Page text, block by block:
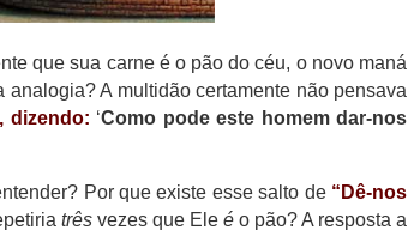
que sua carne é o pão do céu, o novo maná
A multidão certamente não pensava
dizendo: ‘Como pode este homem dar-nos
Por que existe esse salto de “Dê-nos
três vezes que Ele é o pão? A resposta a